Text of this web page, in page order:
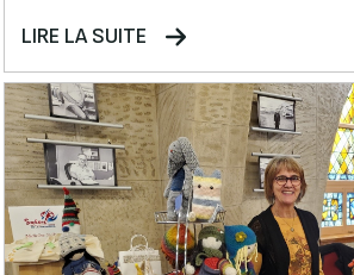
LIRE LA SUITE